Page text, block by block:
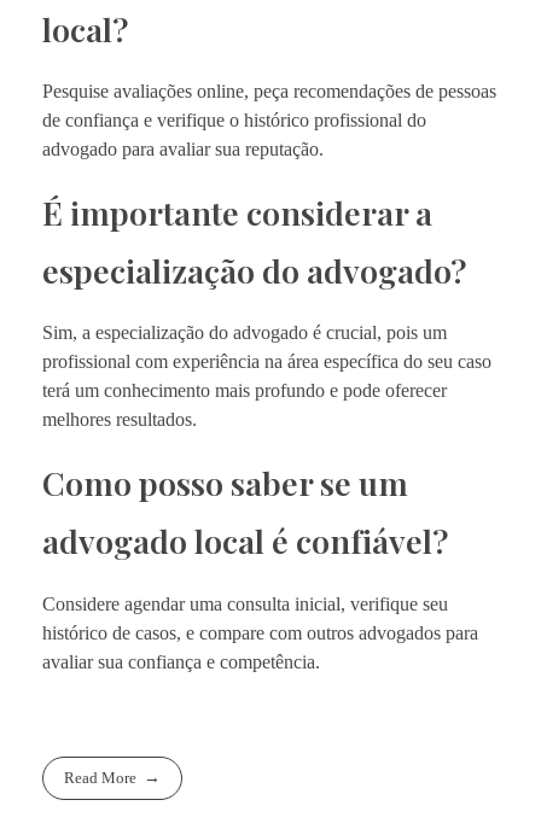
local?
Pesquise avaliações online, peça recomendações de pessoas
de confiança e verifique o histórico profissional do
advogado para avaliar sua reputação.
É importante considerar a
especialização do advogado?
Sim, a especialização do advogado é crucial, pois um
profissional com experiência na área específica do seu caso
terá um conhecimento mais profundo e pode oferecer
melhores resultados.
Como posso saber se um
advogado local é confiável?
Considere agendar uma consulta inicial, verifique seu
histórico de casos, e compare com outros advogados para
avaliar sua confiança e competência.
Read More